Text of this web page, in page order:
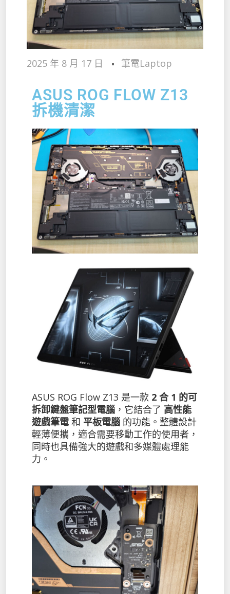
2025 年 8 月 17 日 筆電Laptop
ASUS ROG FLOW Z13
拆機清潔
ASUS ROG Flow Z13 是一款 2 合 1 的可
拆卸鍵盤筆記型電腦 ，它結合了 高性能
遊戲筆電 和 平板電腦 的功能。整體設計
輕薄便攜，適合需要移動工作的使用者，
同時也具備強大的遊戲和多媒體處理能
力。